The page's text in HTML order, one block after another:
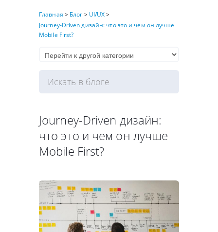
Главная > Блог > UI/UX>
Journey-Driven дизайн: что это и чем он лучше
Mobile First?
Journey-Driven дизайн:
что это и чем он лучше
Mobile First?